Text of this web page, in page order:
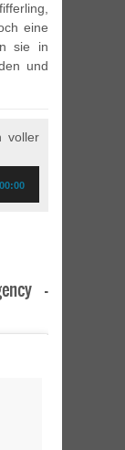
eine
sie in
und
voller
00:00
–